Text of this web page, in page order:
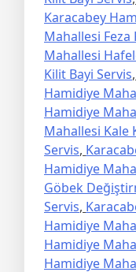
Karacabey
Mahallesi
Mahallesi
Kilit Bayi Servis,
Hamidiye
Hamidiye
Mahallesi Kale
Servis,
Hamidiye
Göbek
Servis,
Hamidiye
Hamidiye
Hamidiye